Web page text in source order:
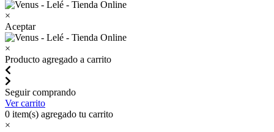
×
Aceptar
×
Producto agregado a carrito
Seguir comprando
Ver carrito
0 item(s) agregado tu carrito
×